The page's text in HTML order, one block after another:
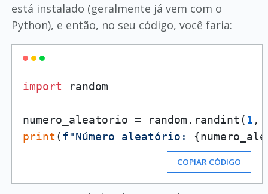
está instalado (geralmente já vem com o
Python), e então, no seu código, você faria:
import random
numero_aleatorio = random.randint( 1 ,
print (f"Número aleatório:
COPIAR CÓDIGO